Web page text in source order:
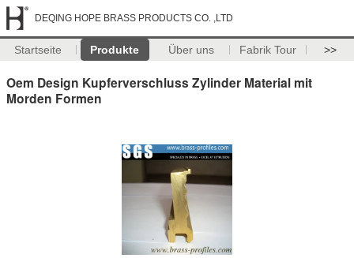
DEQING HOPE BRASS PRODUCTS CO. ,LTD
Startseite Produkte Über uns Fabrik Tour >>
Oem Design Kupferverschluss Zylinder Material mit
Morden Formen